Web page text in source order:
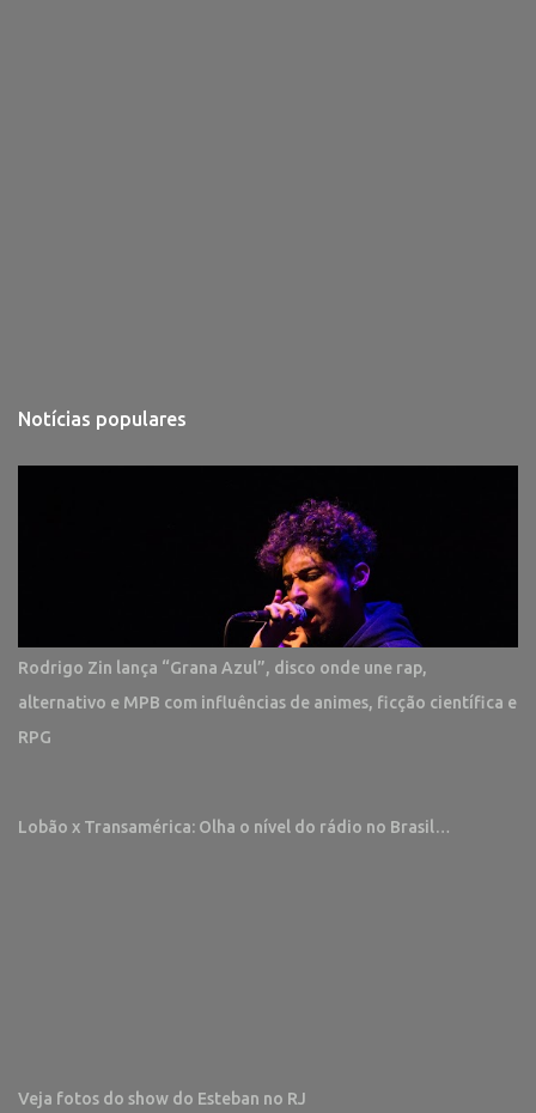
Notícias populares
Rodrigo Zin lança “Grana Azul”, disco onde une rap,
alternativo e MPB com influências de animes, ficção científica e
RPG
Lobão x Transamérica: Olha o nível do rádio no Brasil…
Veja fotos do show do Esteban no RJ